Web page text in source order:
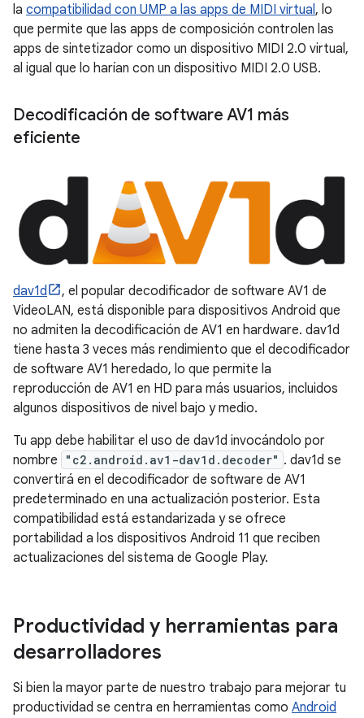
la compatibilidad con UMP a las apps de MIDI virtual, lo
que permite que las apps de composición controlen las
apps de sintetizador como un dispositivo MIDI 2.0 virtual,
al igual que lo harían con un dispositivo MIDI 2.0 USB.
Decodificación de software AV1 más
eficiente
dav1d
, el popular decodificador de software AV1 de
VideoLAN, está disponible para dispositivos Android que
no admiten la decodificación de AV1 en hardware. dav1d
tiene hasta 3 veces más rendimiento que el decodificador
de software AV1 heredado, lo que permite la
reproducción de AV1 en HD para más usuarios, incluidos
algunos dispositivos de nivel bajo y medio.
Tu app debe habilitar el uso de dav1d invocándolo por
nombre
"c2.android.av1-dav1d.decoder" . dav1d se
convertirá en el decodificador de software de AV1
predeterminado en una actualización posterior. Esta
compatibilidad está estandarizada y se ofrece
portabilidad a los dispositivos Android 11 que reciben
actualizaciones del sistema de Google Play.
Productividad y herramientas para
desarrolladores
Si bien la mayor parte de nuestro trabajo para mejorar tu
productividad se centra en herramientas como Android